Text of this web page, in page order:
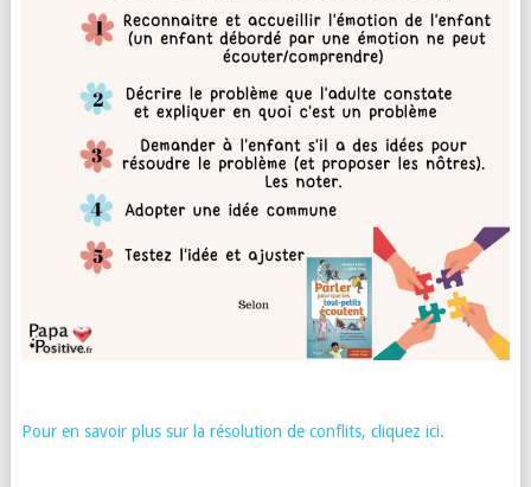
Pour en savoir plus sur la résolution de conflits, cliquez ici.